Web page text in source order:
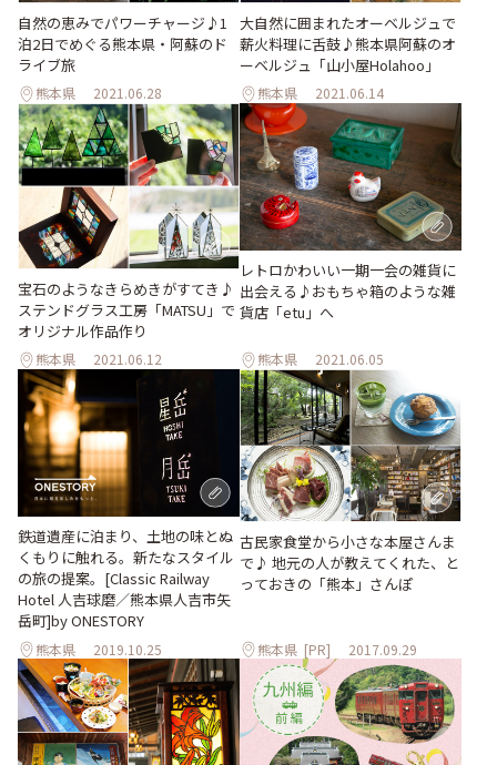
自然の恵みでパワーチャージ♪1
泊2日でめぐる熊本県・阿蘇のド
ライブ旅
熊本県 2021.06.28
大自然に囲まれたオーベルジュで
薪火料理に舌鼓♪熊本県阿蘇のオ
ーベルジュ「山小屋Holahoo」
熊本県 2021.06.14
宝石のようなきらめきがすてき♪
ステンドグラス工房「MATSU」で
オリジナル作品作り
熊本県 2021.06.12
レトロかわいい一期一会の雑貨に
出会える♪おもちゃ箱のような雑
貨店「etu」へ
熊本県 2021.06.05
鉄道遺産に泊まり、土地の味とぬ
くもりに触れる。新たなスタイル
の旅の提案。[Classic Railway
Hotel 人吉球磨／熊本県人吉市矢
岳町]by ONESTORY
熊本県 2019.10.25
古民家食堂から小さな本屋さんま
で♪ 地元の人が教えてくれた、と
っておきの「熊本」さんぽ
熊本県 [PR] 2017.09.29